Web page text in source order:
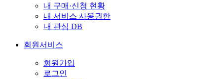
내 구매·신청 현황
내 서비스 사용권한
내 관심 DB
회원서비스
회원가입
로그인